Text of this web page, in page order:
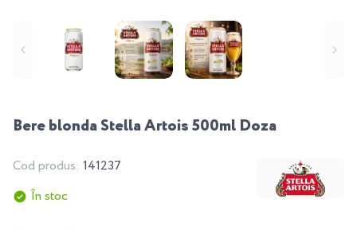
Bere blonda Stella Artois 500ml Doza
Cod produs: 141237
În stoc